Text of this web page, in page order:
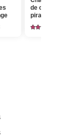
au 12.8.2026, jusqu’à
de chèvre doux
piramide